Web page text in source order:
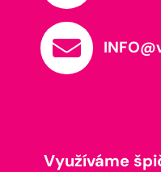
Využíváme